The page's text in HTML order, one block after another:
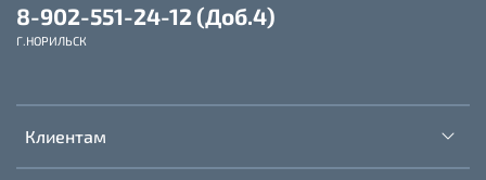
Клиентам
8-902-551-24-12 (Доб.4)
Г.НОРИЛЬСК